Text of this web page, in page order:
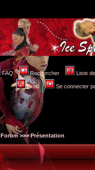
FAQ Rechercher Liste
Profil Se connecter
>>>Présentation